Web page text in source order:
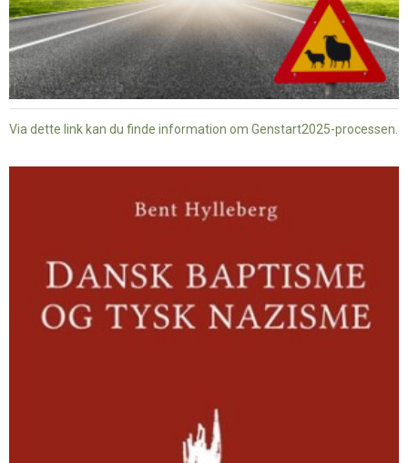
Via dette link kan du finde information om Genstart2025-processen.